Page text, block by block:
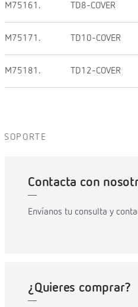
M75161. TD8-COVER
M75171. TD10-COVER
M75181. TD12-COVER
SOPORTE
Contacta con
Envíanos tu consulta y
¿Quieres comprar?